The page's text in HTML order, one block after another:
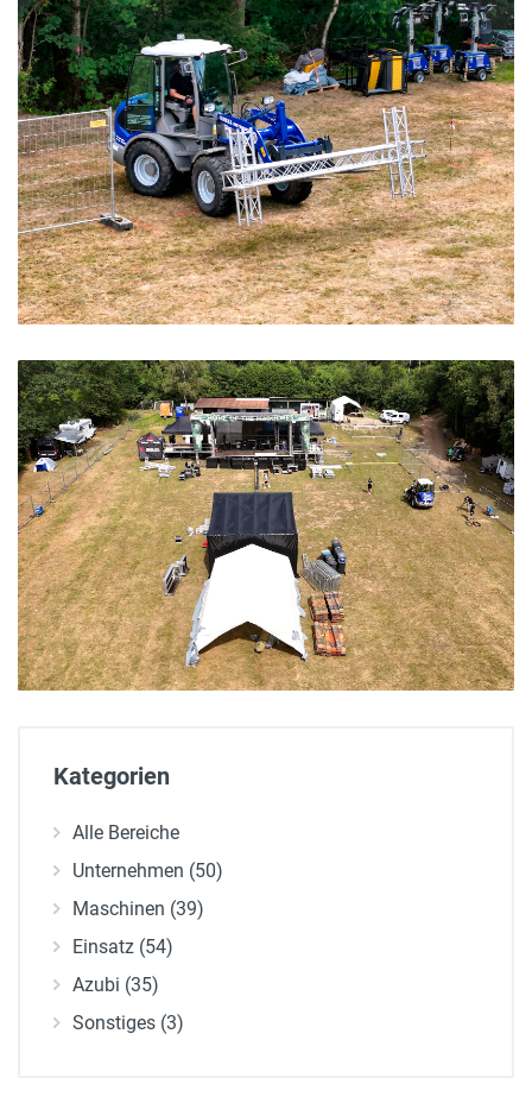
Kategorien
Alle Bereiche
Unternehmen (50)
Maschinen (39)
Einsatz (54)
Azubi (35)
Sonstiges (3)